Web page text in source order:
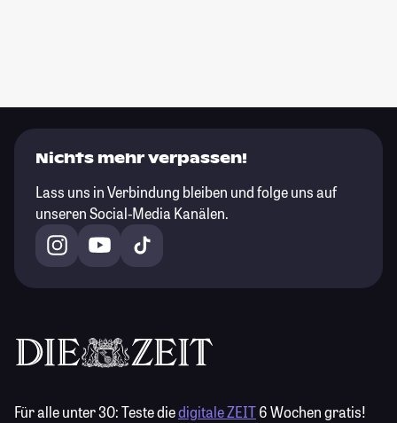
Nichts mehr verpassen!
Lass uns in Verbindung bleiben und folge uns auf
unseren Social-Media Kanälen.
Für alle unter 30:Teste diedigitale ZEIT6 Wochen gratis!